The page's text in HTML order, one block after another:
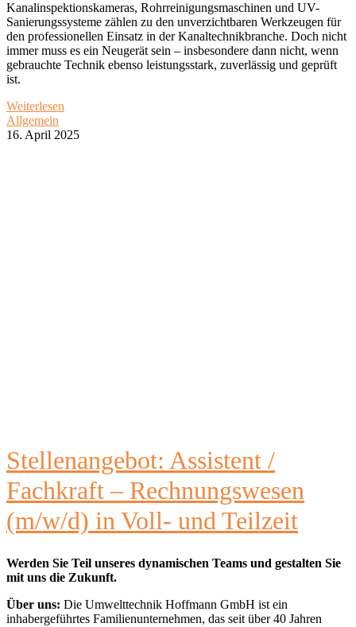
Kanalinspektionskameras, Rohrreinigungsmaschinen und UV-
Sanierungssysteme zählen zu den unverzichtbaren Werkzeugen für
den professionellen Einsatz in der Kanaltechnikbranche. Doch nicht
immer muss es ein Neugerät sein – insbesondere dann nicht, wenn
gebrauchte Technik ebenso leistungsstark, zuverlässig und geprüft
ist.
Weiterlesen
Allgemein
16. April 2025
Stellenangebot: Assistent /
Fachkraft – Rechnungswesen
(m/w/d) in Voll- und Teilzeit
Werden Sie Teil unseres dynamischen Teams und gestalten Sie
mit uns die Zukunft.
Über uns: Die Umwelttechnik Hoffmann GmbH ist ein
inhabergeführtes Familienunternehmen, das seit über 40 Jahren